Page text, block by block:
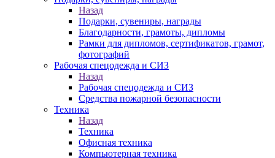
Назад
Подарки, сувениры, награды
Благодарности, грамоты, дипломы
Рамки для дипломов, сертификатов, грамот,
фотографий
Рабочая спецодежда и СИЗ
Назад
Рабочая спецодежда и СИЗ
Средства пожарной безопасности
Техника
Назад
Техника
Офисная техника
Компьютерная техника